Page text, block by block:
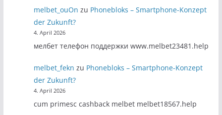
melbet_ouOn zu Phonebloks – Smartphone-Konzept
der Zukunft?
4. April 2026
мелбет телефон поддержки www.melbet23481.help
melbet_fekn zu Phonebloks – Smartphone-Konzept
der Zukunft?
4. April 2026
cum primesc cashback melbet melbet18567.help